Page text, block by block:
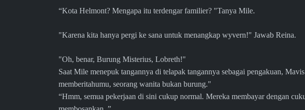
“Kota Helmont? Mengapa itu terdengar familier? "Tanya Mile.
"Karena kita hanya pergi ke sana untuk menangkap wyvern!" Jawab Reina.
"Oh, benar, Burung Misterius, Lobreth!"
Saat Mile menepuk tangannya di telapak tangannya sebagai pengakuan,
memberitahumu, seorang wanita bukan burung."
“Hmm, semua pekerjaan di sini cukup normal. Mereka membayar dengan